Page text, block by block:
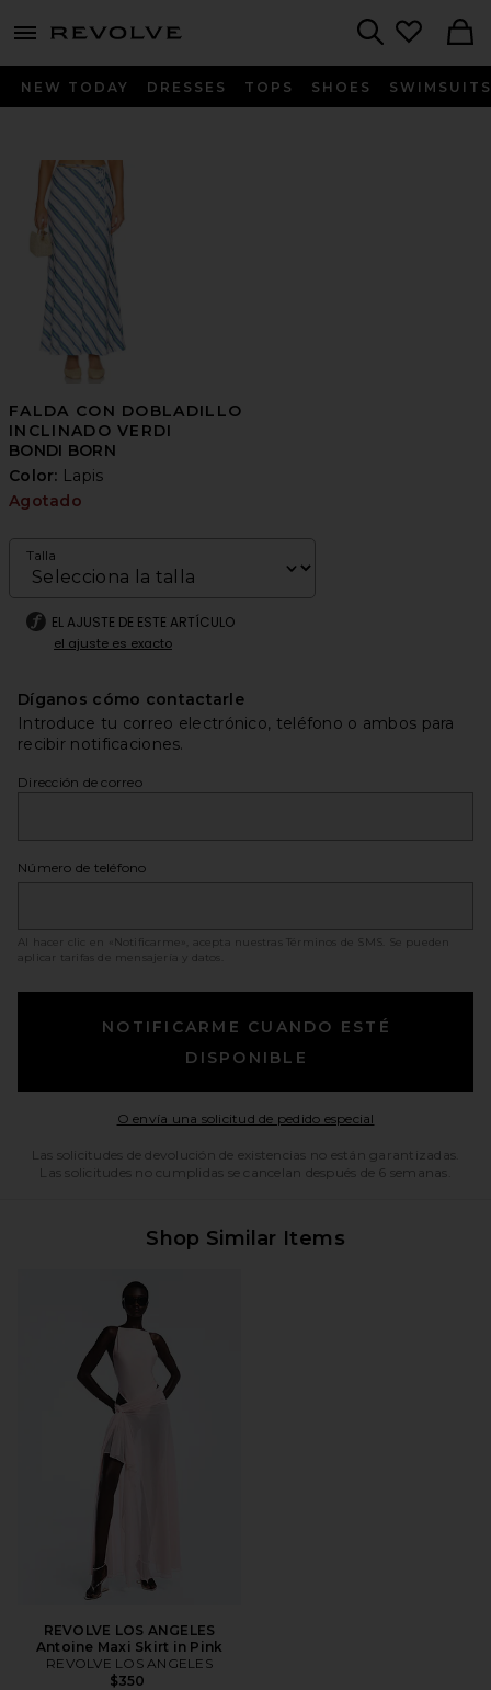
menu - shows more content
NEW TODAY DRESSES TOPS SHOES SWIMSUITS
FALDA CON DOBLADILLO
INCLINADO VERDI
BONDI BORN
Color: Lapis
Agotado
Talla
EL AJUSTE DE ESTE ARTÍCULO
el ajuste es exacto
Díganos cómo contactarle
Introduce tu correo electrónico, teléfono o ambos para
recibir notificaciones.
Dirección de correo
Número de teléfono
Al hacer clic en «Notificarme», acepta nuestras Términos de SMS
. Se pueden
aplicar tarifas de mensajería y datos.
NOTIFICARME CUANDO ESTÉ
DISPONIBLE
O envía una solicitud de pedido especial
Las solicitudes de devolución de existencias no están garantizadas.
Las solicitudes no cumplidas se cancelan después de 6 semanas.
Shop Similar Items
REVOLVE LOS ANGELES
Antoine Maxi Skirt in Pink
REVOLVE LOS ANGELES
$350